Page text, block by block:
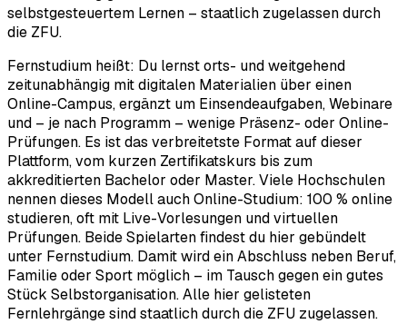
selbstgesteuertem Lernen – staatlich zugelassen durch
die ZFU.
Fernstudium heißt: Du lernst orts- und weitgehend
zeitunabhängig mit digitalen Materialien über einen
Online-Campus, ergänzt um Einsendeaufgaben, Webinare
und – je nach Programm – wenige Präsenz- oder Online-
Prüfungen. Es ist das verbreitetste Format auf dieser
Plattform, vom kurzen Zertifikatskurs bis zum
akkreditierten Bachelor oder Master. Viele Hochschulen
nennen dieses Modell auch Online-Studium: 100 % online
studieren, oft mit Live-Vorlesungen und virtuellen
Prüfungen. Beide Spielarten findest du hier gebündelt
unter Fernstudium. Damit wird ein Abschluss neben Beruf,
Familie oder Sport möglich – im Tausch gegen ein gutes
Stück Selbstorganisation. Alle hier gelisteten
Fernlehrgänge sind staatlich durch die ZFU zugelassen.